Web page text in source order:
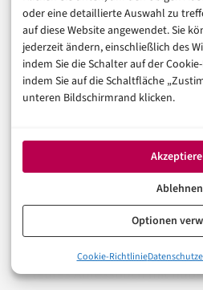
oder eine detaillierte Auswahl zu
auf diese Website angewendet. Sie
jederzeit ändern, einschließlich des
indem Sie die Schalter auf der
indem Sie auf die Schaltfläche
unteren Bildschirmrand klicken.
Ablehnen
Optionen
Cookie-Richtlinie
Welche Daten sind Pflicht?
Datenmodell, desto
und Feldhölle.
Welche Integrationen sind
Shop, Telefonie, Support,
Wie wird Datenschutz
Vertrag, Rechte, Löschung,
Einwilligungen gehören vor
Wie messen Sie Erfolg?
teures Adressbuch mit
Was ist CRM? Die Definition